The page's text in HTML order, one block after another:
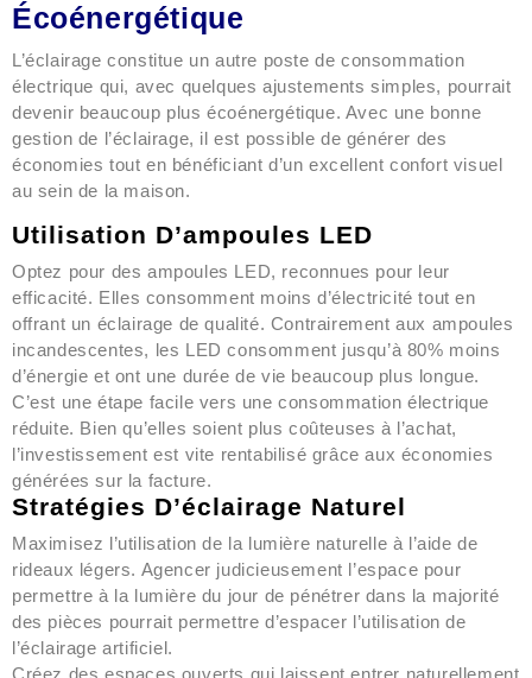
Écoénergétique
L’éclairage constitue un autre poste de consommation
électrique qui, avec quelques ajustements simples, pourrait
devenir beaucoup plus écoénergétique. Avec une bonne
gestion de l’éclairage, il est possible de générer des
économies tout en bénéficiant d’un excellent confort visuel
au sein de la maison.
Utilisation D’ampoules LED
Optez pour des ampoules LED, reconnues pour leur
efficacité. Elles consomment moins d’électricité tout en
offrant un éclairage de qualité. Contrairement aux ampoules
incandescentes, les LED consomment jusqu’à 80% moins
d’énergie et ont une durée de vie beaucoup plus longue.
C’est une étape facile vers une consommation électrique
réduite. Bien qu’elles soient plus coûteuses à l’achat,
l’investissement est vite rentabilisé grâce aux économies
générées sur la facture.
Stratégies D’éclairage Naturel
Maximisez l’utilisation de la lumière naturelle à l’aide de
rideaux légers. Agencer judicieusement l’espace pour
permettre à la lumière du jour de pénétrer dans la majorité
des pièces pourrait permettre d’espacer l’utilisation de
l’éclairage artificiel.
Créez des espaces ouverts qui laissent entrer naturellement